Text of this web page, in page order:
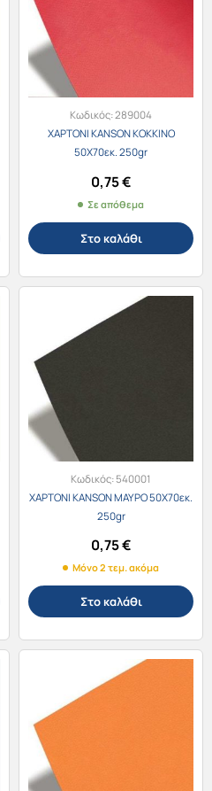
Κωδικός:289004
ΧΑΡΤΟΝΙ KANSON ΚΟΚΚΙΝΟ
50X70εκ. 250gr
0,75€
Σε απόθεμα
Στο καλάθι
Κωδικός:540001
ΧΑΡΤΟΝΙ KANSON ΜΑΥΡΟ 50X70εκ.
250gr
0,75€
Μόνο 2 τεμ. ακόμα
Στο καλάθι